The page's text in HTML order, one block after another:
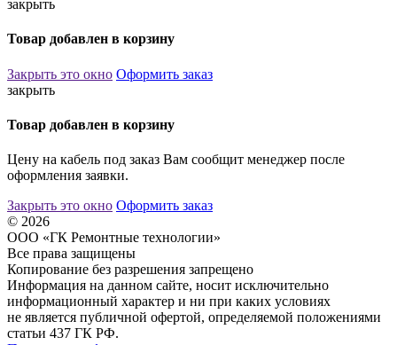
закрыть
Товар добавлен в корзину
Закрыть это окно Оформить заказ
закрыть
Товар добавлен в корзину
Цену на кабель под заказ Вам сообщит менеджер после
оформления заявки.
Закрыть это окно Оформить заказ
© 2026
ООО «ГК Ремонтные технологии»
Все права защищены
Копирование без разрешения запрещено
Информация на данном сайте, носит исключительно
информационный характер и ни при каких условиях
не является публичной офертой, определяемой положениями
статьи 437 ГК РФ.